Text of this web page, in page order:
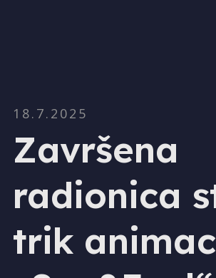
18.7.2025
Završena
radionica
trik